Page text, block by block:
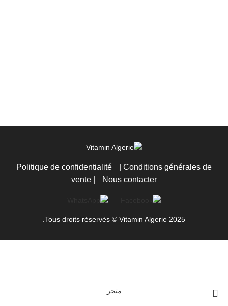
Politique de confidentialité
Conditions générales de
vente
Nous contacter
Tous droits réservés © Vitamin Algerie 2025.
متجر